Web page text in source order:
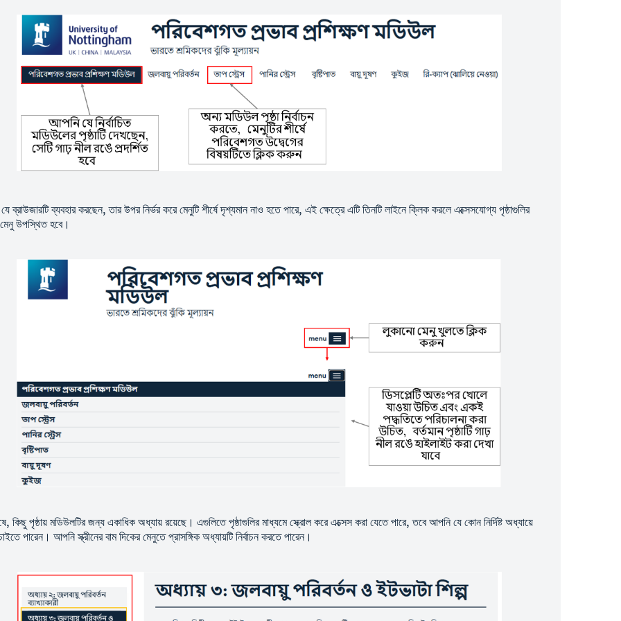
ব্রাউজারটি ব্যবহার করছেন, তার উপর নির্ভর করে মেনুটি শীর্ষে দৃশ্যমান নাও হতে পারে, এই ক্ষেত্রে এটি তিনটি লাইনে ক্লিক করলে এক্সেসযোগ্য পৃষ্ঠাগুলির
উপস্থিত হবে।
কিছু পৃষ্ঠায় মডিউলটির জন্য একাধিক অধ্যায় রয়েছে। এগুলিতে পৃষ্ঠাগুলির মাধ্যমে স্ক্রোল করে এক্সেস করা যেতে পারে, তবে আপনি যে কোন নির্দিষ্ট অধ্যায়ে
পারেন। আপনি স্ক্রীনের বাম দিকের মেনুতে প্রাসঙ্গিক অধ্যায়টি নির্বাচন করতে পারেন।